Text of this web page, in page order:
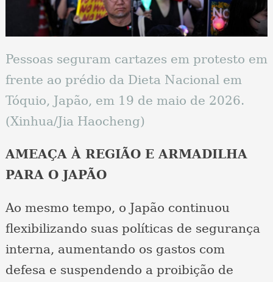
Pessoas seguram cartazes em protesto em
frente ao prédio da Dieta Nacional em
Tóquio, Japão, em 19 de maio de 2026.
(Xinhua/Jia Haocheng)
AMEAÇA À REGIÃO E ARMADILHA
PARA O JAPÃO
Ao mesmo tempo, o Japão continuou
flexibilizando suas políticas de segurança
interna, aumentando os gastos com
defesa e suspendendo a proibição de